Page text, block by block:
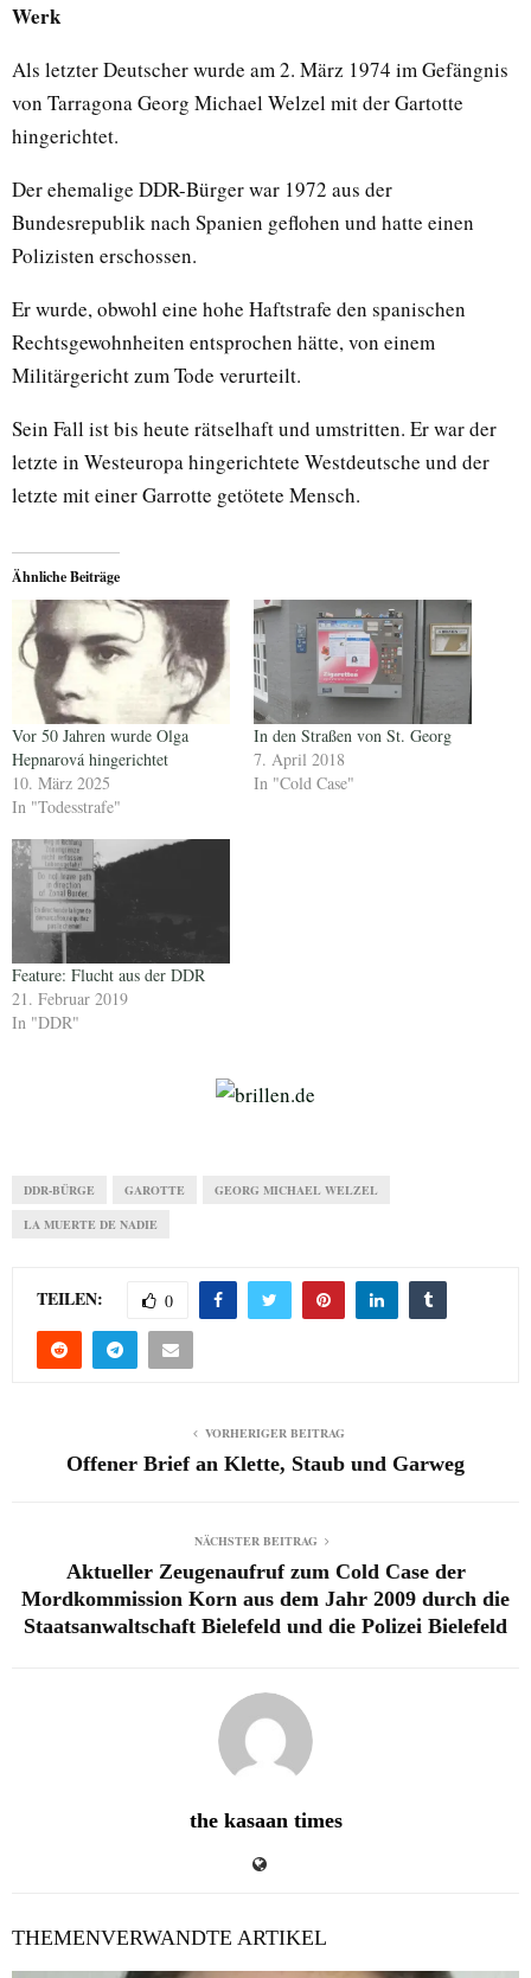
Werk
Als letzter Deutscher wurde am 2. März 1974 im Gefängnis
von Tarragona Georg Michael Welzel mit der Gartotte
hingerichtet.
Der ehemalige DDR-Bürger war 1972 aus der
Bundesrepublik nach Spanien geflohen und hatte einen
Polizisten erschossen.
Er wurde, obwohl eine hohe Haftstrafe den spanischen
Rechtsgewohnheiten entsprochen hätte, von einem
Militärgericht zum Tode verurteilt.
Sein Fall ist bis heute rätselhaft und umstritten. Er war der
letzte in Westeuropa hingerichtete Westdeutsche und der
letzte mit einer Garrotte getötete Mensch.
Ähnliche Beiträge
Vor 50 Jahren wurde Olga
Hepnarová hingerichtet
10. März 2025
In "Todesstrafe"
In den Straßen von St. Georg
7. April 2018
In "Cold Case"
Feature: Flucht aus der DDR
21. Februar 2019
In "DDR"
DDR-BÜRGE GAROTTE GEORG MICHAEL WELZEL
LA MUERTE DE NADIE
TEILEN: 0
VORHERIGER BEITRAG
Offener Brief an Klette, Staub und Garweg
NÄCHSTER BEITRAG
Aktueller Zeugenaufruf zum Cold Case der
Mordkommission Korn aus dem Jahr 2009 durch die
Staatsanwaltschaft Bielefeld und die Polizei Bielefeld
the kasaan times
THEMENVERWANDTE ARTIKEL